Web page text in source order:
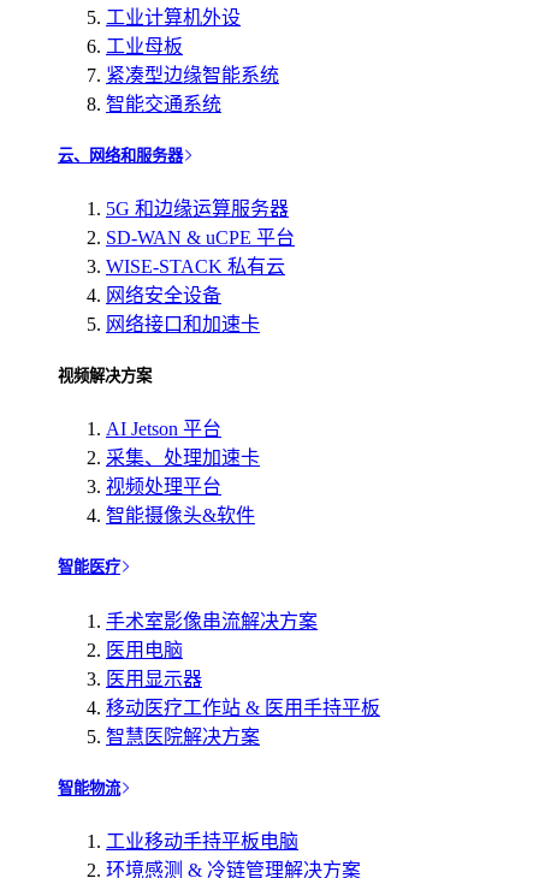
工业计算机外设
工业母板
紧凑型边缘智能系统
智能交通系统
云、网络和服务器
5G 和边缘运算服务器
SD-WAN & uCPE 平台
WISE-STACK 私有云
网络安全设备
网络接口和加速卡
视频解决方案
AI Jetson 平台
采集、处理加速卡
视频处理平台
智能摄像头&软件
智能医疗
手术室影像串流解决方案
医用电脑
医用显示器
移动医疗工作站 & 医用手持平板
智慧医院解决方案
智能物流
工业移动手持平板电脑
环境感测 & 冷链管理解决方案